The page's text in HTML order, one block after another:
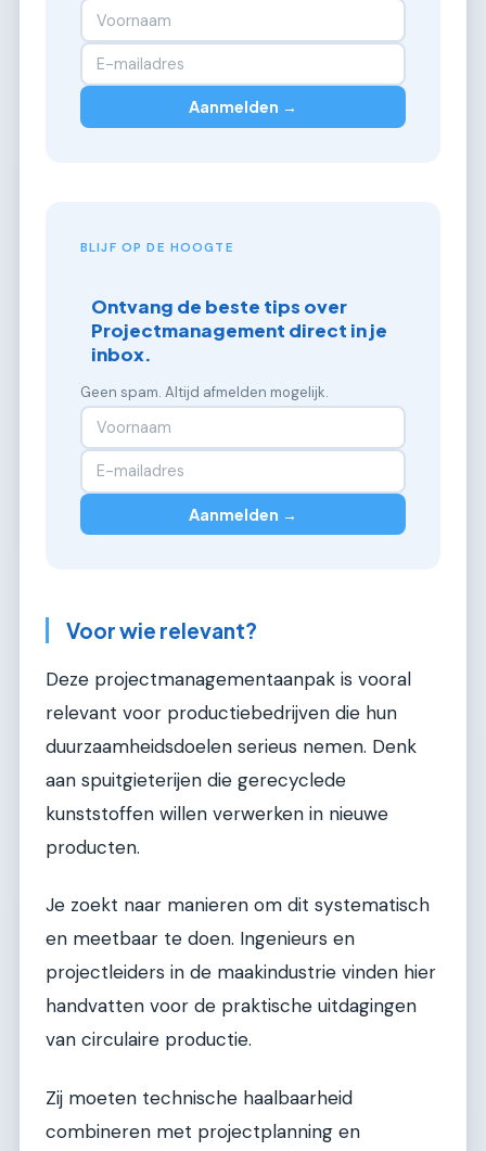
Aanmelden →
BLIJF OP DE HOOGTE
Ontvang de beste tips over
Projectmanagement direct in je
inbox.
Geen spam. Altijd afmelden mogelijk.
Aanmelden →
Voor wie relevant?
Deze projectmanagementaanpak is vooral
relevant voor productiebedrijven die hun
duurzaamheidsdoelen serieus nemen. Denk
aan spuitgieterijen die gerecyclede
kunststoffen willen verwerken in nieuwe
producten.
Je zoekt naar manieren om dit systematisch
en meetbaar te doen. Ingenieurs en
projectleiders in de maakindustrie vinden hier
handvatten voor de praktische uitdagingen
van circulaire productie.
Zij moeten technische haalbaarheid
combineren met projectplanning en